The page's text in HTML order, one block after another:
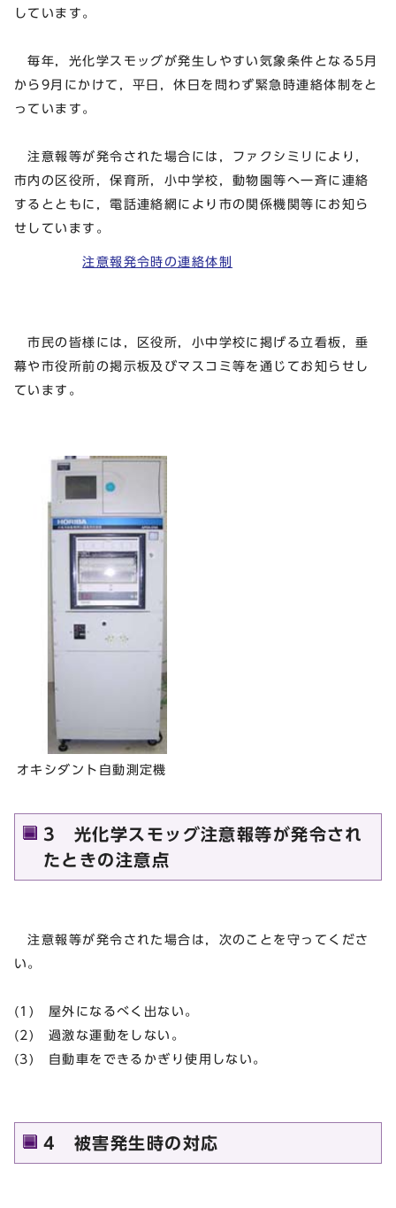
しています。
毎年，光化学スモッグが発生しやすい気象条件となる5月
から9月にかけて，平日，休日を問わず緊急時連絡体制をと
っています。
注意報等が発令された場合には，ファクシミリにより，
市内の区役所，保育所，小中学校，動物園等へ一斉に連絡
するとともに，電話連絡網により市の関係機関等にお知ら
せしています。
注意報発令時の連絡体制
市民の皆様には，区役所，小中学校に掲げる立看板，垂
幕や市役所前の掲示板及びマスコミ等を通じてお知らせし
ています。
オキシダント自動測定機
3 光化学スモッグ注意報等が発令され
たときの注意点
注意報等が発令された場合は，次のことを守ってくださ
い。
(1) 屋外になるべく出ない。
(2) 過激な運動をしない。
(3) 自動車をできるかぎり使用しない。
4 被害発生時の対応